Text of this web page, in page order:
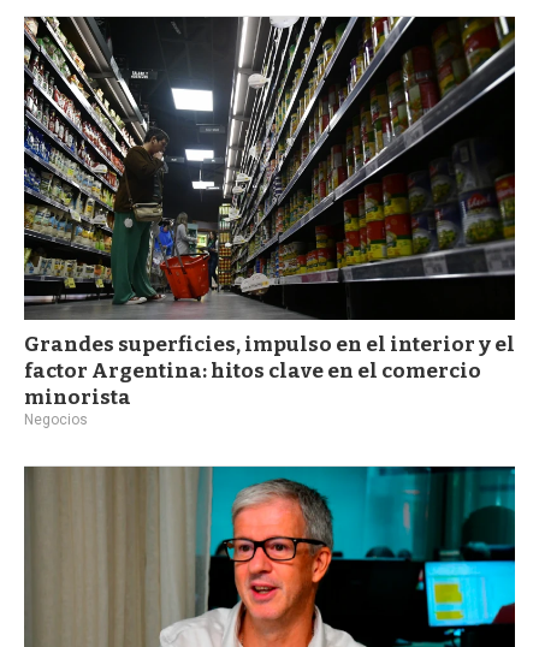
Grandes superficies, impulso en el interior y el
factor Argentina: hitos clave en el comercio
minorista
Negocios